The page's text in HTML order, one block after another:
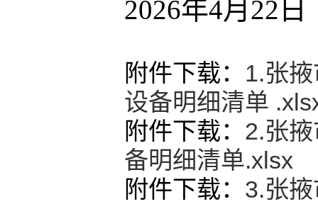
2026年4月22日
附件下载： 1.张
设备明细清单
附件下载： 2.张
备明细清单.xlsx
附件下载： 3.张